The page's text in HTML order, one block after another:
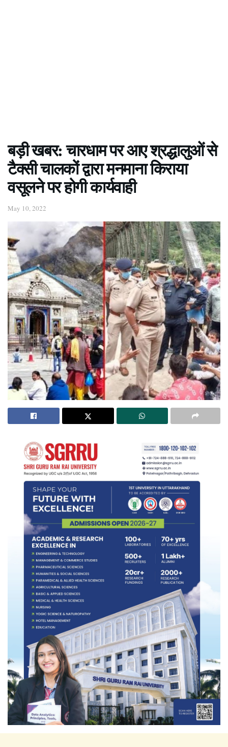
बड़ी खबर: चारधाम पर आए श्रद्धालुओं से
टैक्सी चालकों द्वारा मनमाना किराया
वसूलने पर होगी कार्यवाही
May 10, 2022